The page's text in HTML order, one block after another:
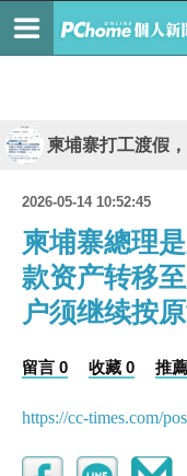
柬埔寨打工渡假
2026-05-14 10:52:45
柬埔寨總理
款资产转移
户须继续按
留言 0 收藏 0 推
https://cc-times.com/